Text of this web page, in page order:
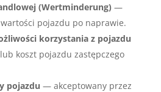
(Wertminderung) —
pojazdu po naprawie.
korzystania z pojazdu
lub koszt pojazdu zastępczego
pojazdu — akceptowany przez